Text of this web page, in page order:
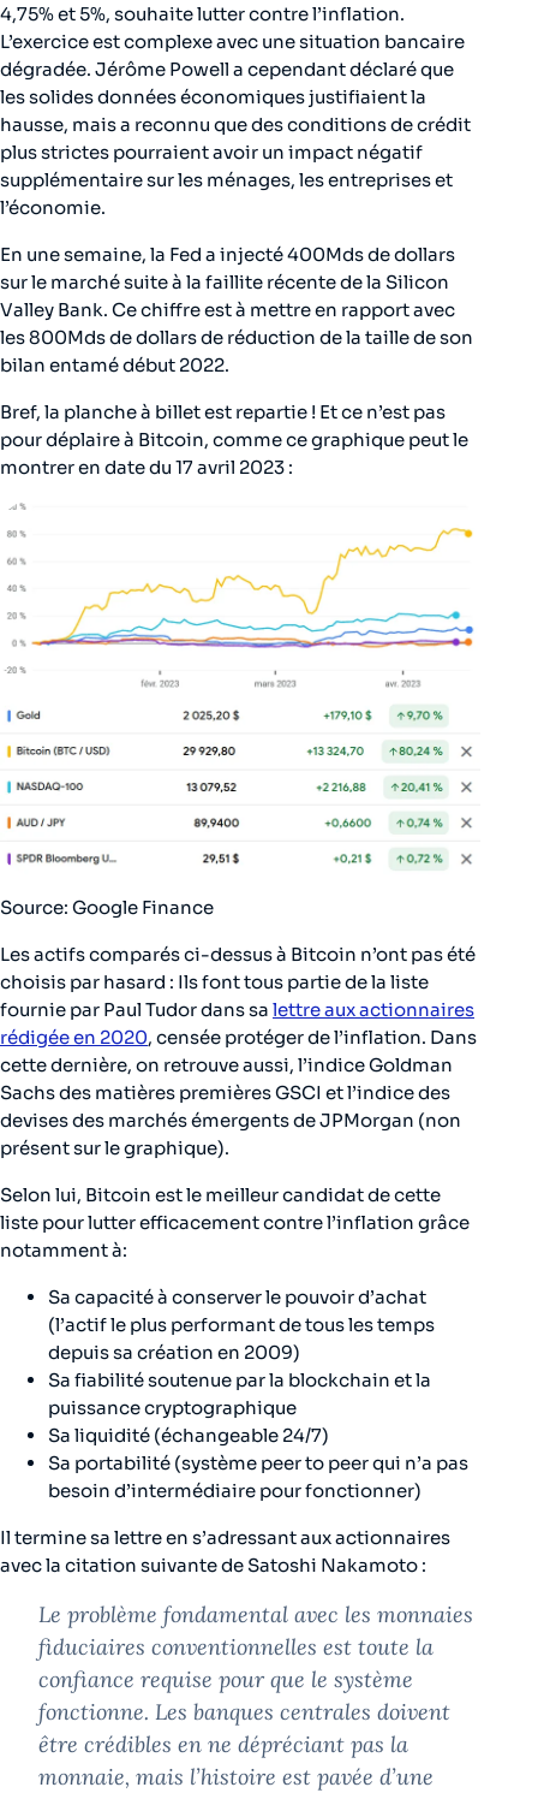
4,75% et 5%, souhaite lutter contre l’inflation.
L’exercice est complexe avec une situation bancaire
dégradée. Jérôme Powell a cependant déclaré que
les solides données économiques justifiaient la
hausse, mais a reconnu que des conditions de crédit
plus strictes pourraient avoir un impact négatif
supplémentaire sur les ménages, les entreprises et
l’économie.
En une semaine, la Fed a injecté 400Mds de dollars
sur le marché suite à la faillite récente de la Silicon
Valley Bank. Ce chiffre est à mettre en rapport avec
les 800Mds de dollars de réduction de la taille de son
bilan entamé début 2022.
Bref, la planche à billet est repartie ! Et ce n’est pas
pour déplaire à Bitcoin, comme ce graphique peut le
montrer en date du 17 avril 2023 :
Source: Google Finance
Les actifs comparés ci-dessus à Bitcoin n’ont pas été
choisis par hasard : Ils font tous partie de la liste
fournie par Paul Tudor dans sa lettre aux actionnaires
rédigée en 2020, censée protéger de l’inflation. Dans
cette dernière, on retrouve aussi, l’indice Goldman
Sachs des matières premières GSCI et l’indice des
devises des marchés émergents de JPMorgan (non
présent sur le graphique).
Selon lui, Bitcoin est le meilleur candidat de cette
liste pour lutter efficacement contre l’inflation grâce
notamment à:
Sa capacité à conserver le pouvoir d’achat
(l’actif le plus performant de tous les temps
depuis sa création en 2009)
Sa fiabilité soutenue par la blockchain et la
puissance cryptographique
Sa liquidité (échangeable 24/7)
Sa portabilité (système peer to peerqui n’a pas
besoin d’intermédiaire pour fonctionner)
Il termine sa lettre en s’adressant aux actionnaires
avec la citation suivante de Satoshi Nakamoto :
Le problème fondamental avec les monnaies
fiduciaires conventionnelles est toute la
confiance requise pour que le système
fonctionne. Les banques centrales doivent
être crédibles en ne dépréciant pas la
monnaie, mais l’histoire est pavée d’une